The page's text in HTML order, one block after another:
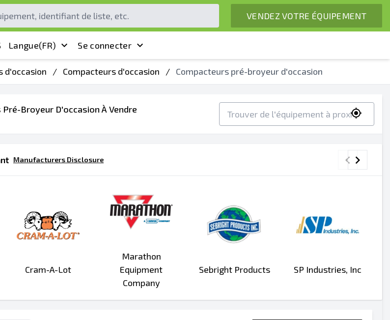
VENDEZ VOTRE ÉQUIPEMENT
Langue(FR) Se connecter
d'occasion / Compacteurs d'occasion / Compacteurs pré-broyeur d'occasion
Broyeur D'occasion À Vendre
Manufacturers Disclosure
Cram-A-Lot
Marathon
Equipment
Company
Sebright Products SP Industries, Inc